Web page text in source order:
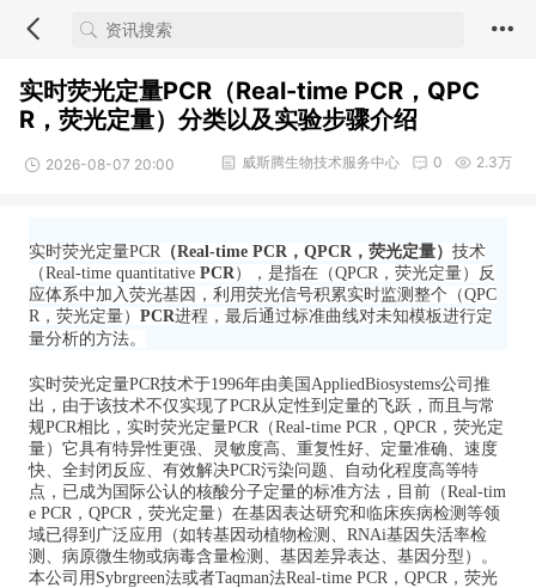
实时荧光定量PCR（Real-time PCR，QPC
R，荧光定量）分类以及实验步骤介绍
2026-08-07 20:00 2.3万
0
威斯腾生物技术服务中心
实时荧光定量PCR （Real-time PCR ，QPCR，荧光定量） 技术
（Real-time quantitative PCR），是指在 （QPCR，荧光定量） 反
应体系中加入荧光基因，利用荧光信号积累实时监测整个 （QPC
R，荧光定量） PCR进程，最后通过标准曲线对未知模板进行定
量分析的方法。
实时荧光定量PCR技术于1996年由美国AppliedBiosystems公司推
出，由于该技术不仅实现了PCR从定性到定量的飞跃，而且与常
规PCR相比，实时荧光定量PCR（Real-time PCR ，QPCR，荧光定
量）它具有特异性更强、灵敏度高、重复性好、定量准确、速度
快、全封闭反应、 有效解决PCR污染问题、自动化程度高等特
点，已成为国际公认的核酸分子定量的标准方法，目前（Real-tim
e PCR ，QPCR，荧光定量）在基因表达研究和临床疾病检测等领
域已得到广泛应用（如转基因动植物检测、RNAi基因失活率检
测、病原微生物或病毒含量检测、基因差异表达、基因分型）。
本公司用Sybrgreen法或者Taqman法Real-time PCR ，QPCR，荧光